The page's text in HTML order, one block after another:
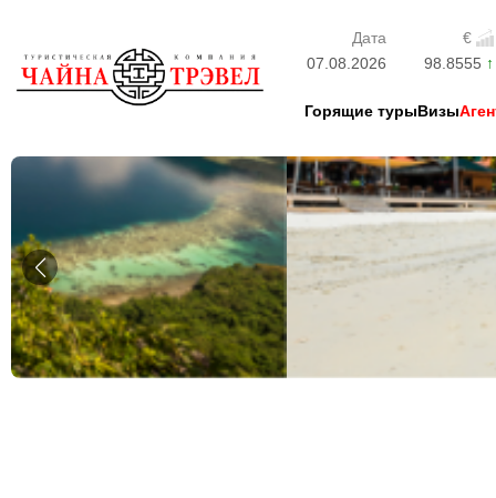
Дата
€
07.08.2026
98.8555
Горящие турыВизы